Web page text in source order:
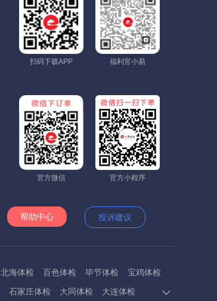
扫码下载APP 福利官小易
官方微信 官方小程序
帮助中心 投诉建议
北海体检 百色体检 毕节体检
宝鸡体检
石家庄体检 大同体检 大连体检